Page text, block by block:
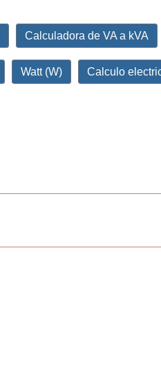
Calculadora de VA a kVA
Watt (W) Calculo